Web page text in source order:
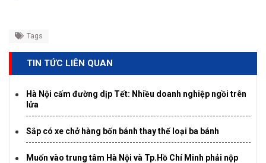
Tags
TIN TỨC LIÊN QUAN
Hà Nội cấm đường dịp Tết: Nhiều doanh nghiệp ngồi trên
lửa
Sắp có xe chở hàng bốn bánh thay thế loại ba bánh
Muốn vào trung tâm Hà Nội và Tp.Hồ Chí Minh phải nộp